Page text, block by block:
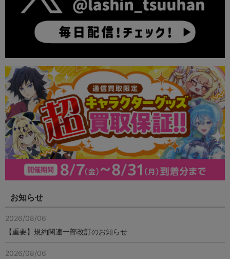
お知らせ
2026/08/06
【重要】規約関連一部改訂のお知らせ
2026/08/06